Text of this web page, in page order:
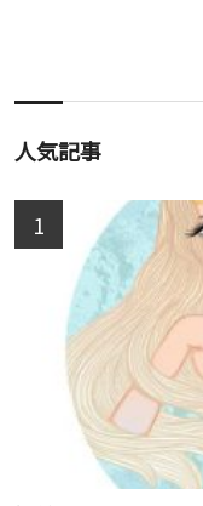
人気記事
1